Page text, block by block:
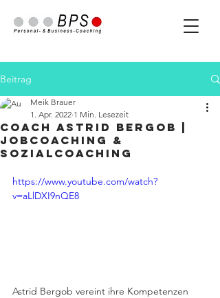
Beitrag
Coach Astrid Bergob |
Jobcoaching &
Sozialcoaching
Meik Brauer
1. Apr. 2022 1 Min. Lesezeit
https://www.youtube.com/watch?
v=aLlDXI9nQE8
Astrid Bergob vereint ihre Kompetenzen